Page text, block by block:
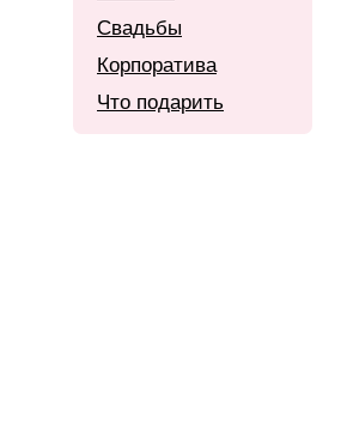
Свадьбы
Корпоратива
Что подарить